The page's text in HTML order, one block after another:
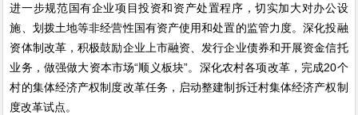
进一步规范国有企业项目投资和资产处置程序，切实加大对办公设
施、划拨土地等非经营性国有资产使用和处置的监管力度。深化投融
资体制改革，积极鼓励企业上市融资、发行企业债券和开展资金信托
业务，做强做大资本市场“顺义板块”。深化农村各项改革，完成20个
村的集体经济产权制度改革任务，启动整建制拆迁村集体经济产权制
度改革试点。